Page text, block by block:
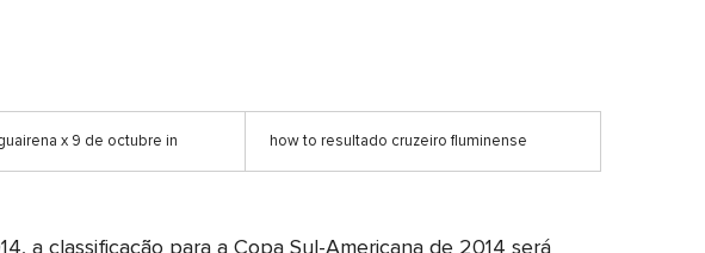
x 9 de octubre in how to resultado cruzeiro fluminense
a classificação para a Copa Sul-Americana de 2014 será